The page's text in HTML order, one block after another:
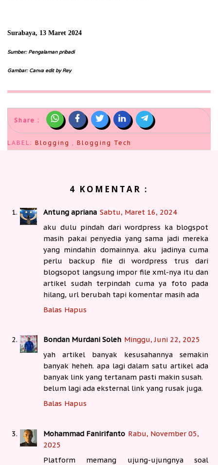
Surabaya, 13 Maret 2024
Sumber: Pengalaman pribadi
Gambar: Canva edit by Rey
Share :
LABEL: Blogging , Blogging Tech
4 KOMENTAR :
Antung apriana Sabtu, Maret 16, 2024
aku dulu pindah dari wordpress ka blogspot
masih pakai penyedia yang sama jadi mereka
yang mindahin domainnya. aku jadinya cuma
perlu backup file di wordpress trus dari
blogsopot langsung impor file xml-nya itu dan
artikel sudah terpindah cuma ya foto pada
hilang, url berubah tapi komentar masih ada
Balas Hapus
Bondan Murdani Soleh Minggu, Juni 22, 2025
yah artikel banyak kesusahannya semakin
banyak heheh. apa lagi dalam satu artikel ada
banyak link yang tertanam pasti makin susah.
belum lagi ada eksternal link yang rusak juga.
Balas Hapus
Mohammad Fanirifanto Rabu, November 05,
2025
Platform memang ujung-ujungnya soal